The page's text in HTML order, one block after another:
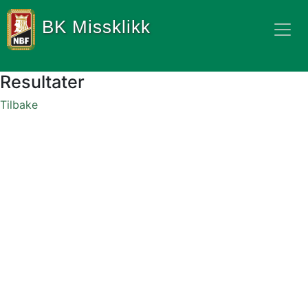
BK Missklikk
Resultater
Tilbake